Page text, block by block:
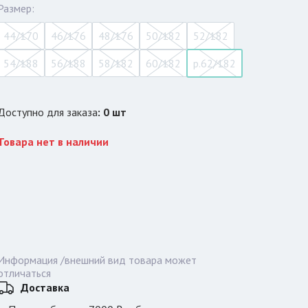
44/170
46/176 48/176 50/182
52/182
54/188
56/188 58/182 60/182 р.62/182
для заказа: 0 шт
нет в наличии
/внешний вид товара может
Доставка